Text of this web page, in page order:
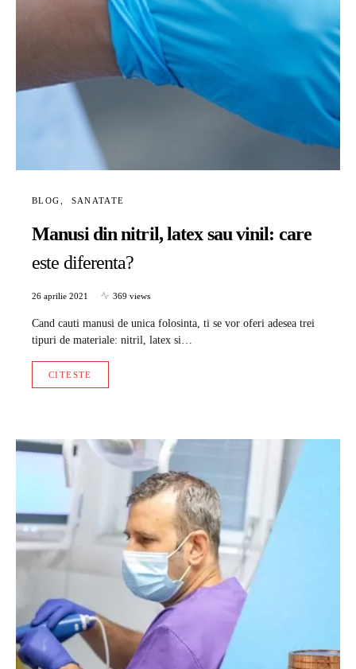
BLOG SANATATE
Manusi din nitril, latex sau vinil: care
este diferenta?
26 aprilie 2021 369 views
Cand cauti manusi de unica folosinta, ti se vor oferi adesea trei
tipuri de materiale: nitril, latex si…
CITESTE